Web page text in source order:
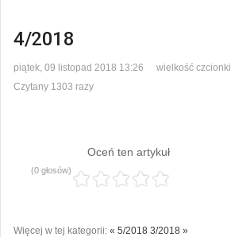
4/2018
piątek, 09 listopad 2018 13:26
wielkość czcionki
Czytany 1303 razy
Oceń ten artykuł
(0 głosów)
Więcej w tej kategorii: « 5/2018 3/2018 »